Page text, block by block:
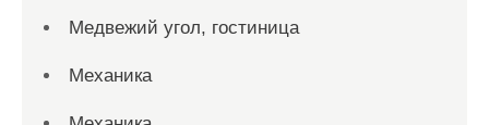
Медвежий угол, гостиница
Механика